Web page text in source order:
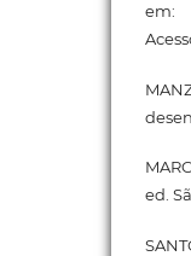
ed.